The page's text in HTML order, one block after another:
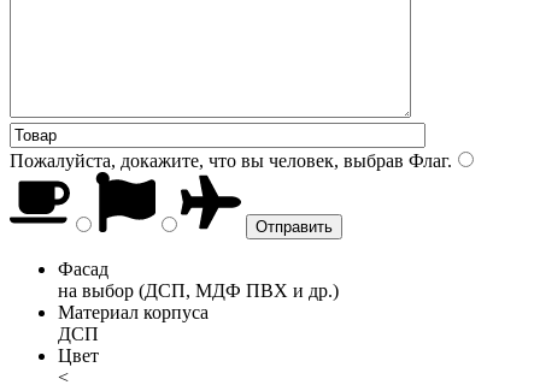
Пожалуйста, докажите, что вы человек, выбрав Флаг.
Фасад
на выбор (ДСП, МДФ ПВХ и др.)
Материал корпуса
ДСП
Цвет
<